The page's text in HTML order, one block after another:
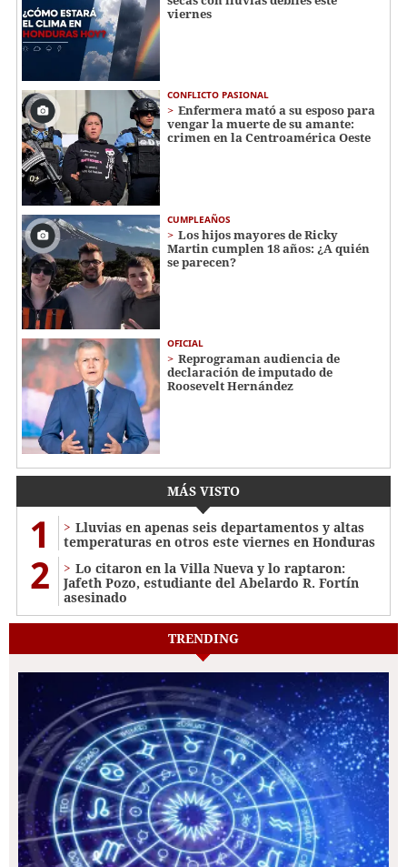
viernes
CONFLICTO PASIONAL
Enfermera mató a su esposo para
vengar la muerte de su amante:
crimen en la Centroamérica Oeste
CUMPLEAÑOS
Los hijos mayores de Ricky
Martin cumplen 18 años: ¿A quién
se parecen?
OFICIAL
Reprograman audiencia de
declaración de imputado de
Roosevelt Hernández
MÁS VISTO
1
Lluvias en apenas seis departamentos y altas
temperaturas en otros este viernes en Honduras
2
Lo citaron en la Villa Nueva y lo raptaron:
Jafeth Pozo, estudiante del Abelardo R. Fortín
asesinado
TRENDING